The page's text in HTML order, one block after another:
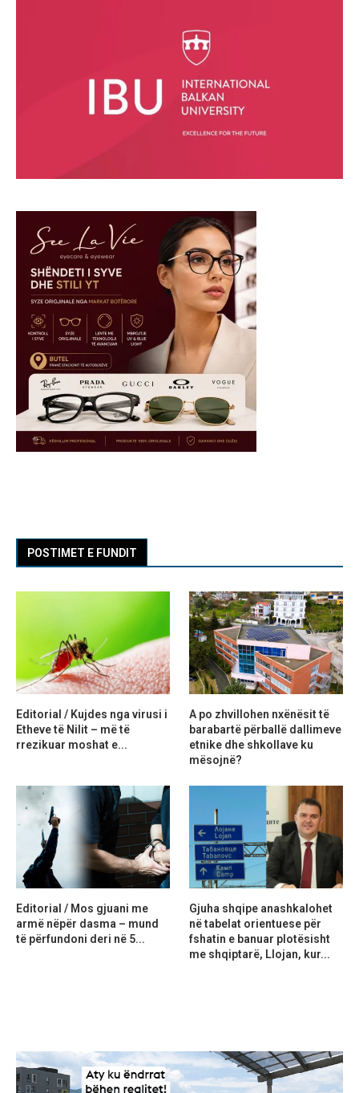
POSTIMET E FUNDIT
Editorial / Kujdes nga virusi i
Etheve të Nilit – më të
rrezikuar moshat e...
A po zhvillohen nxënësit të
barabartë përballë dallimeve
etnike dhe shkollave ku
mësojnë?
Editorial / Mos gjuani me
armë nëpër dasma – mund
të përfundoni deri në 5...
Gjuha shqipe anashkalohet
në tabelat orientuese për
fshatin e banuar plotësisht
me shqiptarë, Llojan, kur...